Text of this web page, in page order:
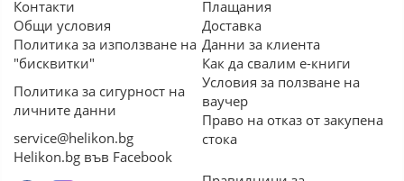
Контакти
Общи условия
Политика за използване на
"бисквитки"
Политика за сигурност на
личните данни
service@helikon.bg
Helikon.bg във Facebook
Плащания
Доставка
Данни за клиента
Как да свалим е-книги
Условия за ползване на
ваучер
Право на отказ от закупена
стока